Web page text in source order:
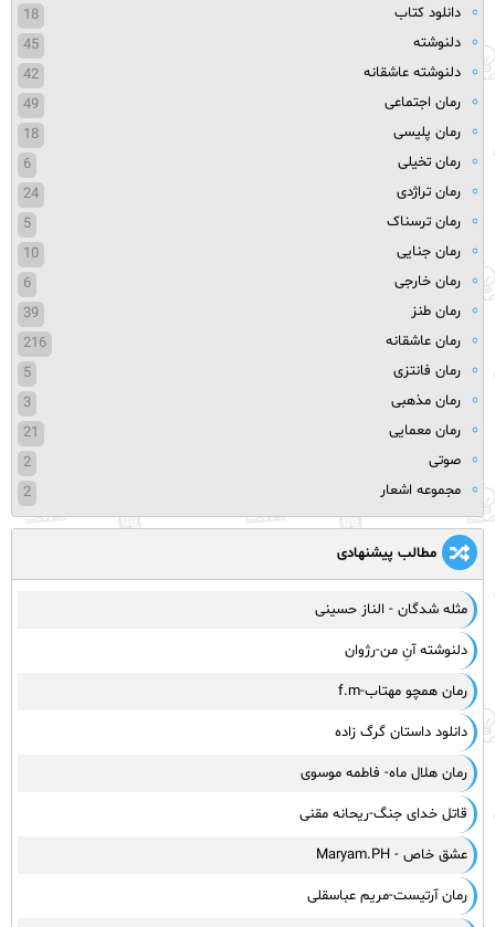
دانلود کتاب
18
دلنوشته
45
دلنوشته عاشقانه
42
رمان اجتماعی
49
رمان پلیسی
18
رمان تخیلی
6
رمان تراژدی
24
رمان ترسناک
5
رمان جنایی
10
رمان خارجی
6
رمان طنز
39
رمان عاشقانه
216
رمان فانتزی
5
رمان مذهبی
3
رمان معمایی
21
صوتی
2
مجموعه اشعار
2
مطالب پیشنهادی
مثله شدگان - الناز حسینی
دلنوشته آنِ من-رژوان
رمان همچو مهتاب-f.m
دانلود داستان گرگ زاده
رمان هلال ماه- فاطمه موسوی
قاتل خدای جنگ-ریحانه مقنی
عشق خاص - Maryam.PH
رمان آرتیست-مریم عباسقلی